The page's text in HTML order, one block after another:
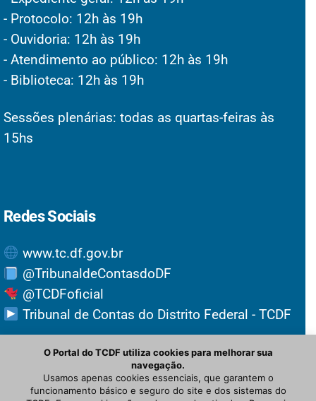
- Protocolo: 12h às 19h
- Ouvidoria: 12h às 19h
- Atendimento ao público: 12h às 19h
- Biblioteca: 12h às 19h
Sessões plenárias: todas as quartas-feiras às
15hs
Redes Sociais
www.tc.df.gov.br
@TribunaldeContasdoDF
@TCDFoficial
Tribunal de Contas do Distrito Federal - TCDF
O Portal do TCDF utiliza cookies para melhorar sua
navegação.
Usamos apenas cookies essenciais, que garantem o
funcionamento básico e seguro do site e dos sistemas do